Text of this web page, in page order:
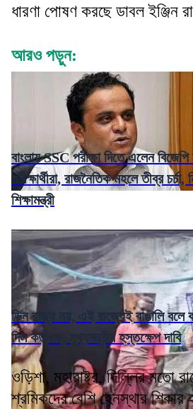
ধারণা পোষণ করছে ডাবল ইঞ্জিন
আরও পড়ুন:
বাংলায় SSC পরীক্ষা দিতে এলেন
পরীক্ষার্থীরা, রাজনৈতিক মহলে তীব্র
শিক্ষামন্ত্রী
ভিন রাজ্য নয়, এই রাজ্যেই বাঙালি বলে
দিল কর্তৃপক্ষ, মুখ্যমন্ত্রীর হস্তক্ষেপ দাবি
ওড়িশা, মহারাষ্ট্র, দিল্লির মতো
শ্রমিকদের বেশি হেনস্থার শিকার